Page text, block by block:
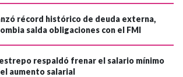
récord histórico de deuda externa,
salda obligaciones con el FMI
respaldó frenar el salario mínimo
aumento salarial